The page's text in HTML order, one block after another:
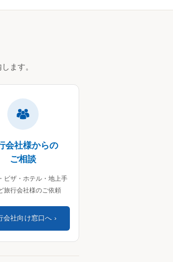
ます。
会社様からの
ご相談
ビザ・ホテル・地上手
旅行会社様のご依頼
会社向け窓口へ